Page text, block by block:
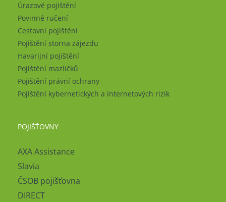
Úrazové pojištění
Povinné ručení
Cestovní pojištění
Pojištění storna zájezdu
Havarijní pojištění
Pojištění mazlíčků
Pojištění právní ochrany
Pojištění kybernetických a internetových rizik
POJIŠŤOVNY
AXA Assistance
Slavia
ČSOB pojišťovna
DIRECT